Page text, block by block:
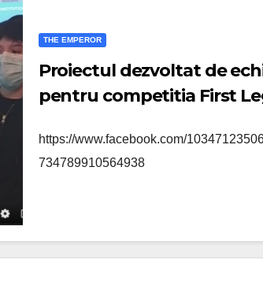
THE EMPEROR
Proiectul dezvoltat de
pentru competitia First
https://www.facebook.com/
734789910564938